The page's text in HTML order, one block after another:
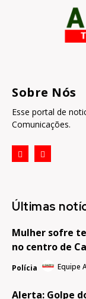
Sobre Nós
Esse portal de
Comunicações.
Últimas
Mulher sofre
no centro de
Polícia Equipe
Alerta: Golpe